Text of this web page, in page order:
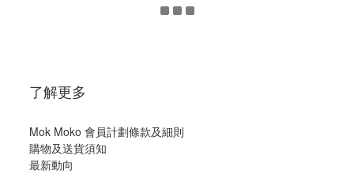
了解更多
Mok Moko 會員計劃條款及細則
購物及送貨須知
最新動向